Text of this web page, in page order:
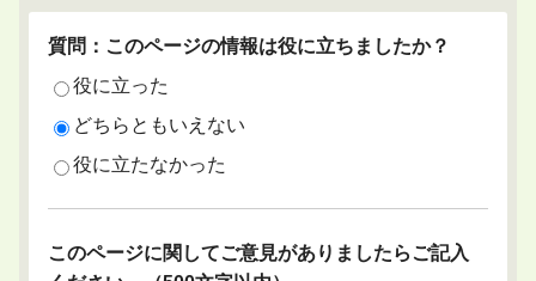
質問：このページの情報は役に立ちましたか？
役に立った
どちらともいえない
役に立たなかった
このページに関してご意見がありましたらご記入